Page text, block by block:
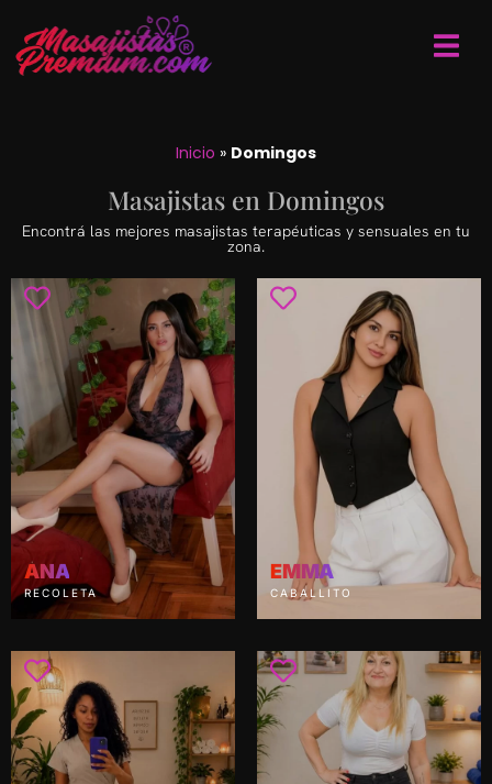
Inicio » Domingos
Masajistas en Domingos
Encontrá las mejores masajistas terapéuticas y sensuales en tu
zona.
ANA
RECOLETA
EMMA
CABALLITO